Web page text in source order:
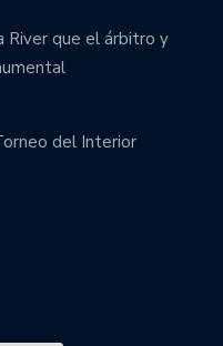
River que el árbitro y
del Interior